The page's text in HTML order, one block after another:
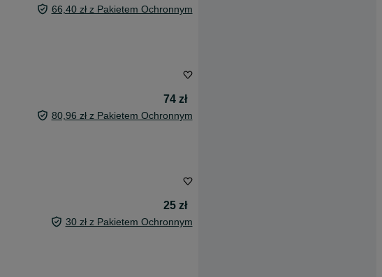
66,40 zł z Pakietem Ochronnym
74 zł
80,96 zł z Pakietem Ochronnym
25 zł
30 zł z Pakietem Ochronnym